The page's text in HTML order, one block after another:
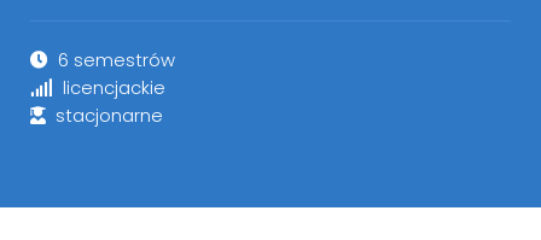
6 semestrów
licencjackie
stacjonarne